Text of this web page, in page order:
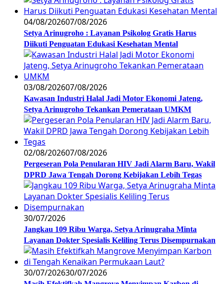
04/08/202607/08/2026
Setya Arinugroho : Layanan Psikolog Gratis Harus
Diikuti Penguatan Edukasi Kesehatan Mental
03/08/202607/08/2026
Kawasan Industri Halal Jadi Motor Ekonomi Jateng,
Setya Arinugroho Tekankan Pemerataan UMKM
02/08/202607/08/2026
Pergeseran Pola Penularan HIV Jadi Alarm Baru, Wakil
DPRD Jawa Tengah Dorong Kebijakan Lebih Tegas
30/07/2026
Jangkau 109 Ribu Warga, Setya Arinugraha Minta
Layanan Dokter Spesialis Keliling Terus Disempurnakan
30/07/202630/07/2026